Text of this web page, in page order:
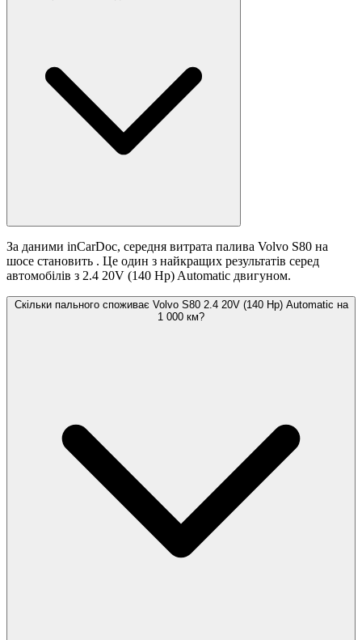
За даними inCarDoc, середня витрата палива Volvo S80 на
шосе становить . Це один з найкращих результатів серед
автомобілів з 2.4 20V (140 Hp) Automatic двигуном.
Скільки пального споживає Volvo S80 2.4 20V (140 Hp) Automatic на
1 000 км?